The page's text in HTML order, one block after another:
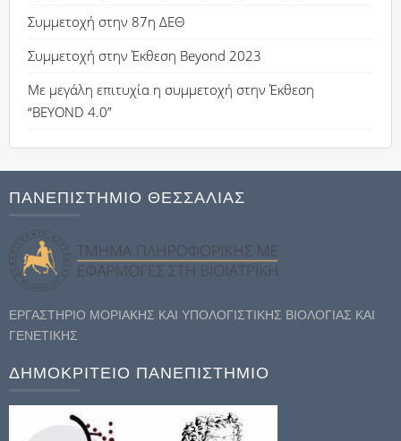
Συμμετοχή στην 87η ΔΕΘ
Συμμετοχή στην Έκθεση Beyond 2023
Με μεγάλη επιτυχία η συμμετοχή στην Έκθεση
“BEYOND 4.0”
ΠΑΝΕΠΙΣΤΗΜΙΟ ΘΕΣΣΑΛΙΑΣ
ΕΡΓΑΣΤΗΡΙΟ ΜΟΡΙΑΚΗΣ ΚΑΙ ΥΠΟΛΟΓΙΣΤΙΚΗΣ ΒΙΟΛΟΓΙΑΣ ΚΑΙ
ΓΕΝΕΤΙΚΗΣ
ΔΗΜΟΚΡΙΤΕΙΟ ΠΑΝΕΠΙΣΤΗΜΙΟ